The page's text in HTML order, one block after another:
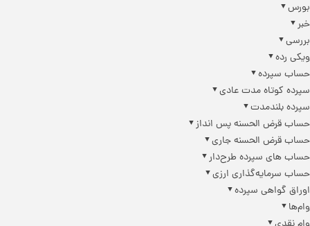
بورس
خبر
بررسی
ویکی رده
حساب سپرده
سپرده کوتاه مدت عادی
سپرده بلندمدت
حساب قرض الحسنه پس انداز
حساب قرض الحسنه جاری
حساب های سپرده طرح‌دار
حساب سرمایه‌گذاری ارزی
اوراق گواهی سپرده
وام‌ها